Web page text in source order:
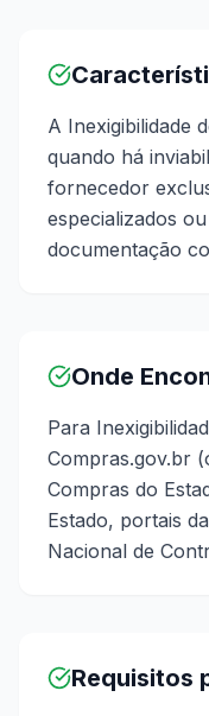
A Inexigibilidade
quando há
fornecedor
especializados
documentação
Onde
Para
Compras.gov.br
Compras do
Estado, portais
Nacional de
Requisitos